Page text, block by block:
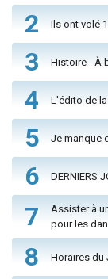
2 Ils ont volé
3 Histoire - À
4 L'édito de
5 Je manque
6 DERNIERS
7
Assister à
pour les
8 Horaires du